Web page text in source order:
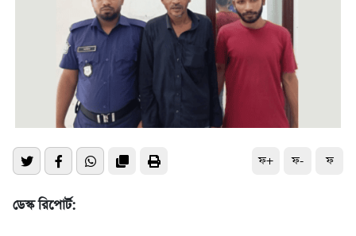
ফ+ ফ- ফ
ডেস্ক রিপোর্ট: